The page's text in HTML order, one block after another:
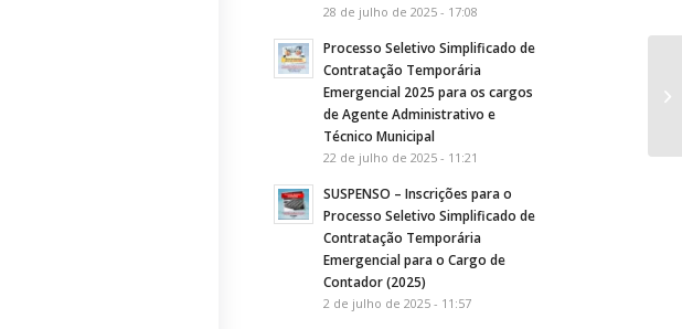
28 de julho de 2025 - 17:08
Processo Seletivo Simplificado de
Contratação Temporária
Emergencial 2025 para os cargos
de Agente Administrativo e
Técnico Municipal
22 de julho de 2025 - 11:21
SUSPENSO – Inscrições para o
Processo Seletivo Simplificado de
Contratação Temporária
Emergencial para o Cargo de
Contador (2025)
2 de julho de 2025 - 11:57
a